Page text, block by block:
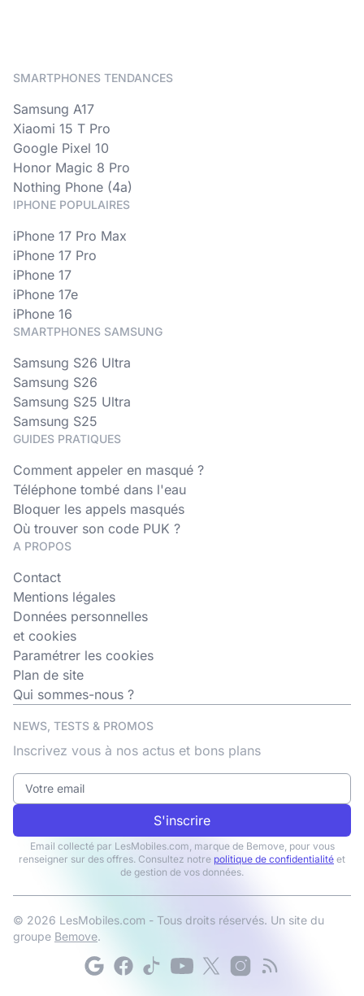
SMARTPHONES TENDANCES
Samsung A17
Xiaomi 15 T Pro
Google Pixel 10
Honor Magic 8 Pro
Nothing Phone (4a)
IPHONE POPULAIRES
iPhone 17 Pro Max
iPhone 17 Pro
iPhone 17
iPhone 17e
iPhone 16
SMARTPHONES SAMSUNG
Samsung S26 Ultra
Samsung S26
Samsung S25 Ultra
Samsung S25
GUIDES PRATIQUES
Comment appeler en masqué ?
Téléphone tombé dans l'eau
Bloquer les appels masqués
Où trouver son code PUK ?
A PROPOS
Contact
Mentions légales
Données personnelles
et cookies
Paramétrer les cookies
Plan de site
Qui sommes-nous ?
NEWS, TESTS & PROMOS
Inscrivez vous à nos actus et bons plans
S'inscrire
Email collecté par LesMobiles.com, marque de Bemove, pour vous
renseigner sur des offres. Consultez notre politique de confidentialité et
de gestion de vos données.
© 2026 LesMobiles.com - Tous droits réservés. Un site du
groupe Bemove.